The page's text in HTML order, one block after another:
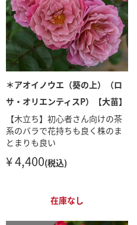
＊アオイノウエ（葵の上）（ロ
サ・オリエンティスP）【大苗】
【木立ち】初心者さん向けの茶
系のバラで花持ちも良く株のま
とまりも良い
¥ 4,400(税込)
在庫なし